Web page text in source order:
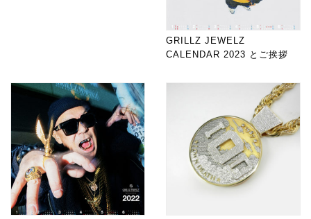
GRILLZ JEWELZ
CALENDAR 2023 とご挨拶